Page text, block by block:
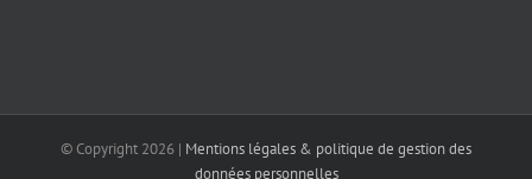
© Copyright 2026 | Mentions légales & politique de gestion des
données personnelles